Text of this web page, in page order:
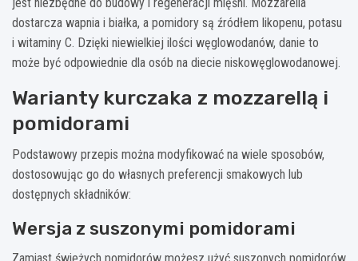
dostarcza wapnia i białka, a pomidory są źródłem likopenu, potasu
i witaminy C. Dzięki niewielkiej ilości węglowodanów, danie to
może być odpowiednie dla osób na diecie niskowęglowodanowej.
Warianty kurczaka z mozzarellą i
pomidorami
Podstawowy przepis można modyfikować na wiele sposobów,
dostosowując go do własnych preferencji smakowych lub
dostępnych składników:
Wersja z suszonymi pomidorami